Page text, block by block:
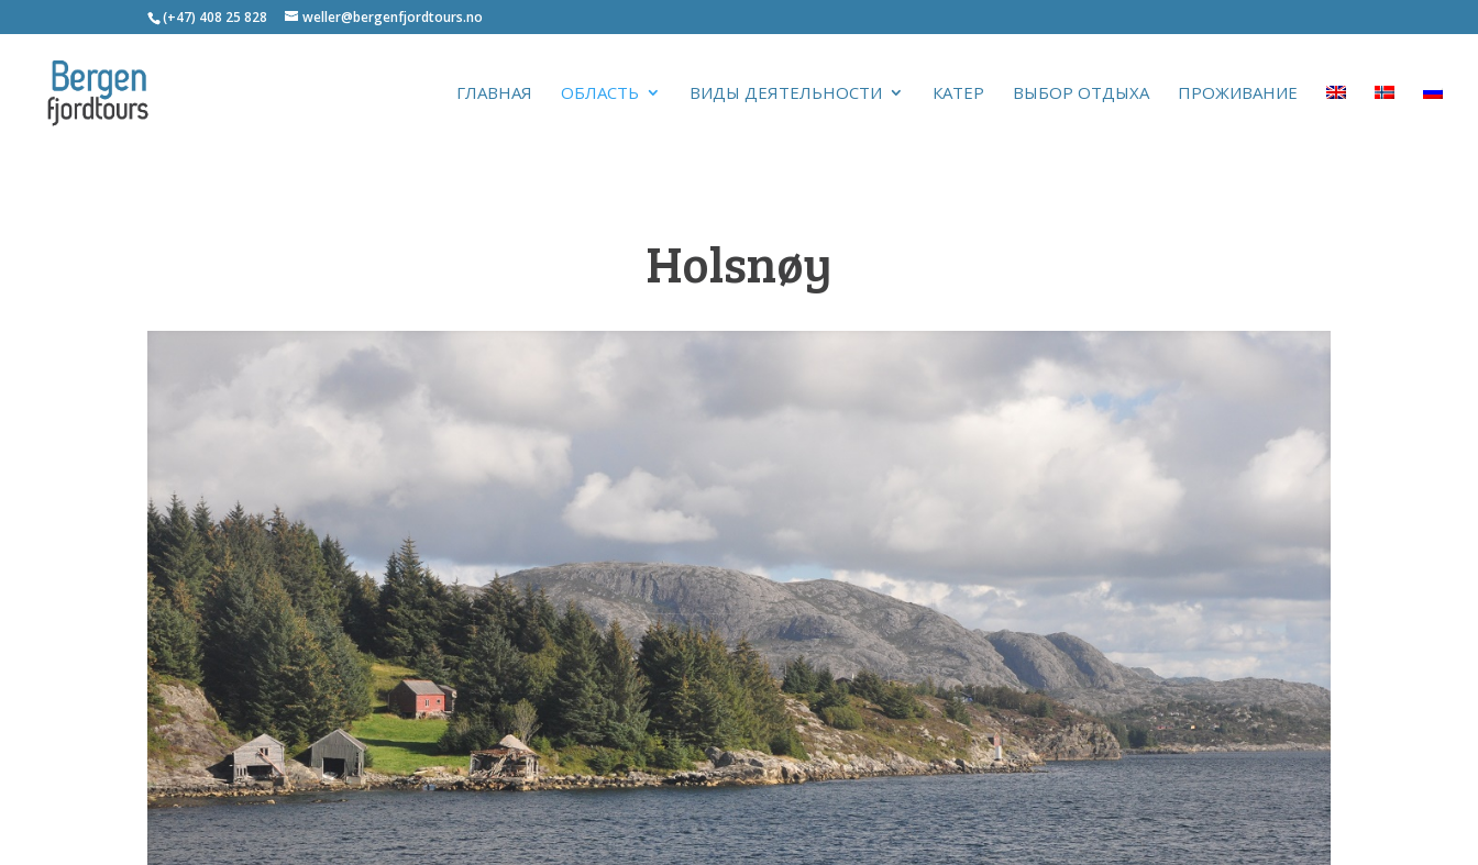
(+47) 408 25 828 weller@bergenfjordtours.no
ГЛАВНАЯ ОБЛАСТЬ ВИДЫ ДЕЯТЕЛЬНОСТИ КАТЕР ВЫБОР ОТДЫХА ПРОЖИВАНИЕ
Holsnøy